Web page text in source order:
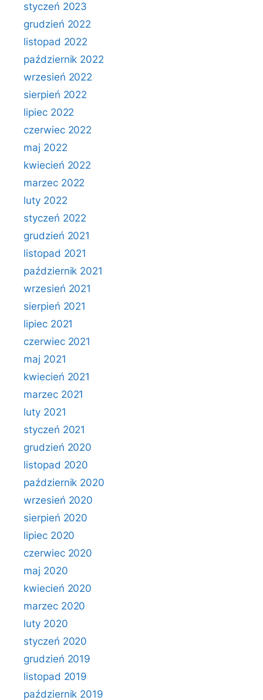
styczeń 2023
grudzień 2022
listopad 2022
październik 2022
wrzesień 2022
sierpień 2022
lipiec 2022
czerwiec 2022
maj 2022
kwiecień 2022
marzec 2022
luty 2022
styczeń 2022
grudzień 2021
listopad 2021
październik 2021
wrzesień 2021
sierpień 2021
lipiec 2021
czerwiec 2021
maj 2021
kwiecień 2021
marzec 2021
luty 2021
styczeń 2021
grudzień 2020
listopad 2020
październik 2020
wrzesień 2020
sierpień 2020
lipiec 2020
czerwiec 2020
maj 2020
kwiecień 2020
marzec 2020
luty 2020
styczeń 2020
grudzień 2019
listopad 2019
październik 2019